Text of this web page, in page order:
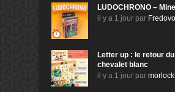
LUDOCHRONO –
il y a 1 jour par
Letter up : le retour du
chevalet blanc
il y a 1 jour par